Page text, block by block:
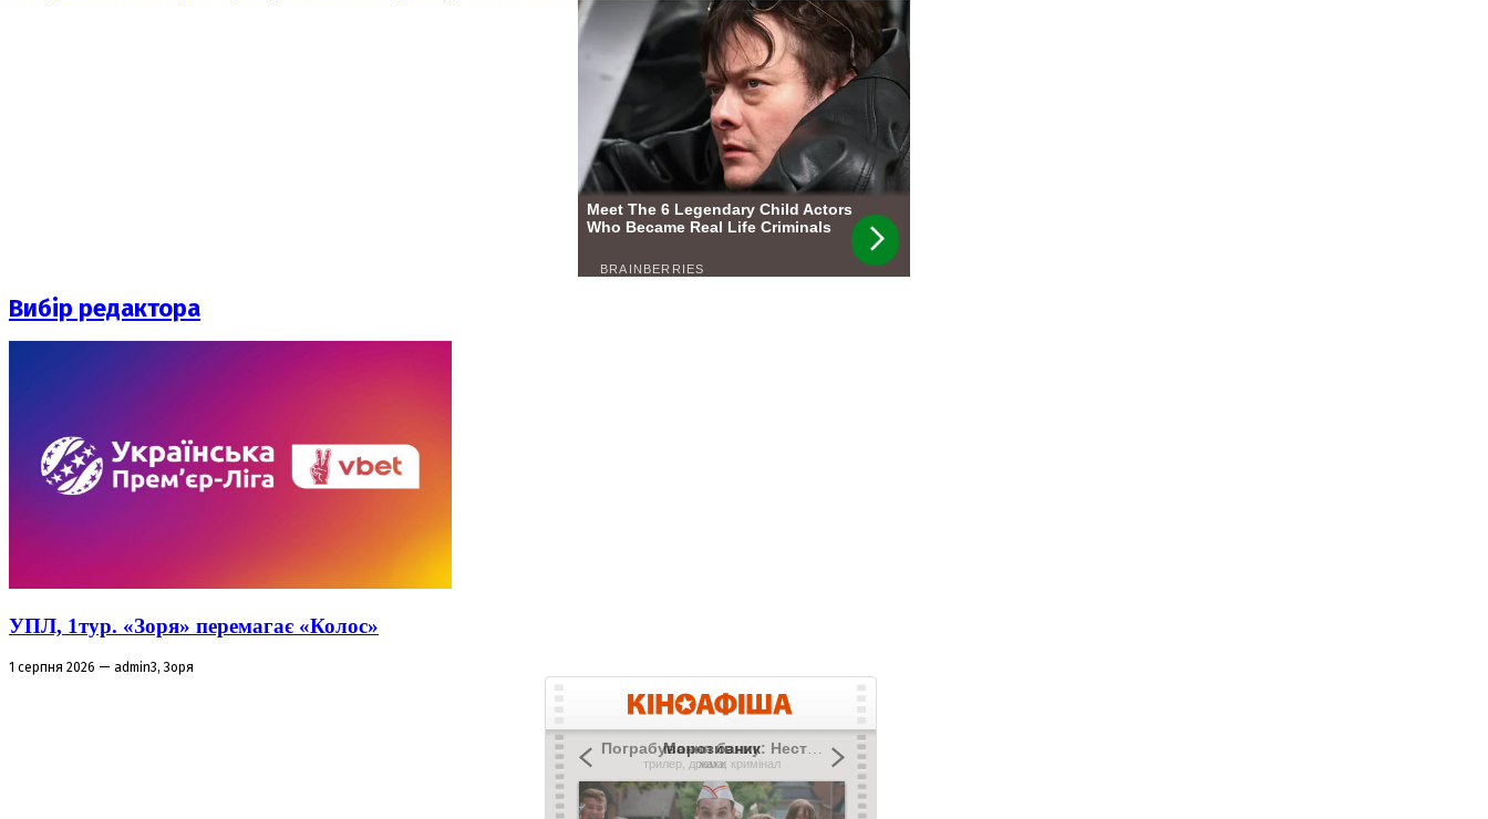
Вибір редактора
УПЛ, 1тур. «Зоря» перемагає «Колос»
1 серпня 2026 — admin3, Зоря